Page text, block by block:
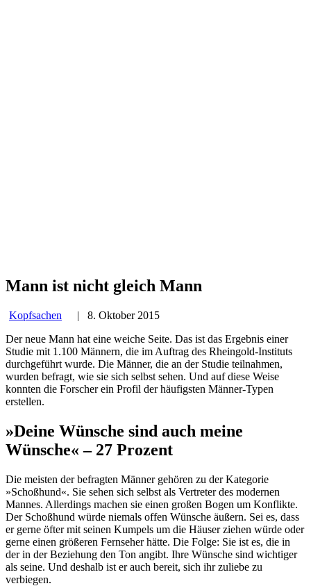
Mann ist nicht gleich Mann
Kopfsachen | 8. Oktober 2015
Der neue Mann hat eine weiche Seite. Das ist das Ergebnis einer
Studie mit 1.100 Männern, die im Auftrag des Rheingold-Instituts
durchgeführt wurde. Die Männer, die an der Studie teilnahmen,
wurden befragt, wie sie sich selbst sehen. Und auf diese Weise
konnten die Forscher ein Profil der häufigsten Männer-Typen
erstellen.
»Deine Wünsche sind auch meine
Wünsche« – 27 Prozent
Die meisten der befragten Männer gehören zu der Kategorie
»Schoßhund«. Sie sehen sich selbst als Vertreter des modernen
Mannes. Allerdings machen sie einen großen Bogen um Konflikte.
Der Schoßhund würde niemals offen Wünsche äußern. Sei es, dass
er gerne öfter mit seinen Kumpels um die Häuser ziehen würde oder
gerne einen größeren Fernseher hätte. Die Folge: Sie ist es, die in
der in der Beziehung den Ton angibt. Ihre Wünsche sind wichtiger
als seine. Und deshalb ist er auch bereit, sich ihr zuliebe zu
verbiegen.